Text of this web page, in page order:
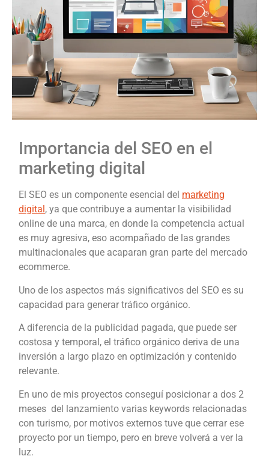
Importancia del SEO en el
marketing digital
El SEO es un componente esencial del marketing
digital , ya que contribuye a aumentar la visibilidad
online de una marca, en donde la competencia actual
es muy agresiva, eso acompañado de las grandes
multinacionales que acaparan gran parte del mercado
ecommerce.
Uno de los aspectos más significativos del SEO es su
capacidad para generar tráfico orgánico.
A diferencia de la publicidad pagada, que puede ser
costosa y temporal, el tráfico orgánico deriva de una
inversión a largo plazo en optimización y contenido
relevante.
En uno de mis proyectos conseguí posicionar a dos 2
meses del lanzamiento varias keywords relacionadas
con turismo, por motivos externos tuve que cerrar ese
proyecto por un tiempo, pero en breve volverá a ver la
luz.